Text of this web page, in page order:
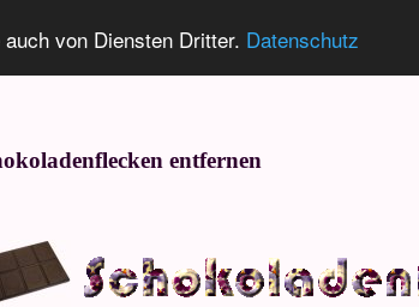
von Diensten Dritter. Datenschutz
entfernen